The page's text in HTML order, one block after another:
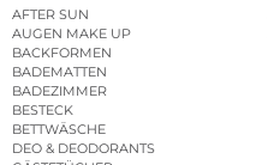
AFTER SUN
AUGEN MAKE UP
BACKFORMEN
BADEMATTEN
BADEZIMMER
BESTECK
BETTWÄSCHE
DEO & DEODORANTS